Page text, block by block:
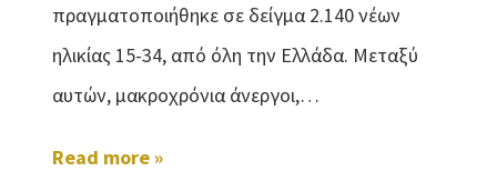
πραγματοποιήθηκε σε δείγμα 2.140 νέων
ηλικίας 15-34, από όλη την Ελλάδα. Μεταξύ
αυτών, μακροχρόνια άνεργοι,…
Read more »